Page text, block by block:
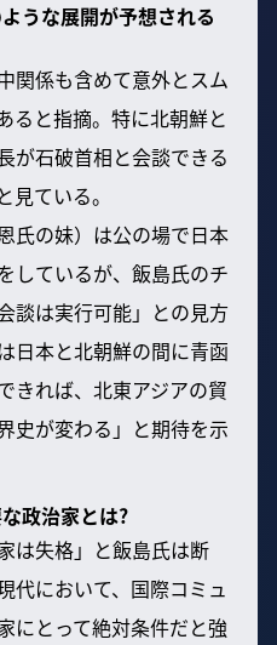
うな展開が予想される
関係も含めて意外とスム
ると指摘。特に北朝鮮と
が石破首相と会談できる
見ている。
氏の妹）は公の場で日本
しているが、飯島氏のチ
談は実行可能」との見方
日本と北朝鮮の間に青函
きれば、北東アジアの貿
史が変わる」と期待を示
政治家とは?
は失格」と飯島氏は断
代において、国際コミュ
にとって絶対条件だと強